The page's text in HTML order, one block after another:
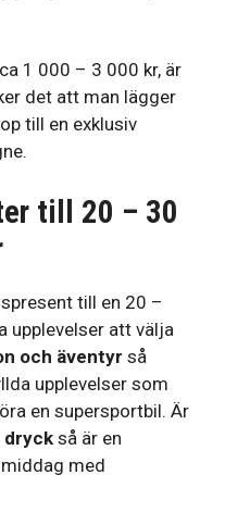
1 000 – 3 000 kr, är
det att man lägger
till en exklusiv
till 20 – 30
till en 20 –
upplevelser att välja
och äventyr så
upplevelser som
en supersportbil. Är
dryck så är en
med